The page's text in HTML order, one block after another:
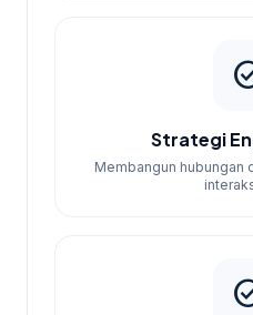
Strategi
Membangun hubungan